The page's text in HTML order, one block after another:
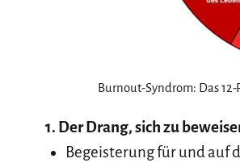
Burnout-Syndrom: Das
1. Der Drang, sich zu
Begeisterung für und auf